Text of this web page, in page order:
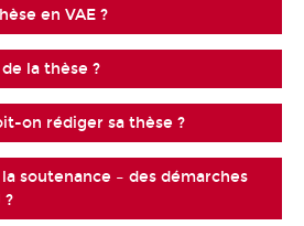
en VAE ?
la thèse ?
on rédiger sa thèse ?
soutenance – des démarches
?